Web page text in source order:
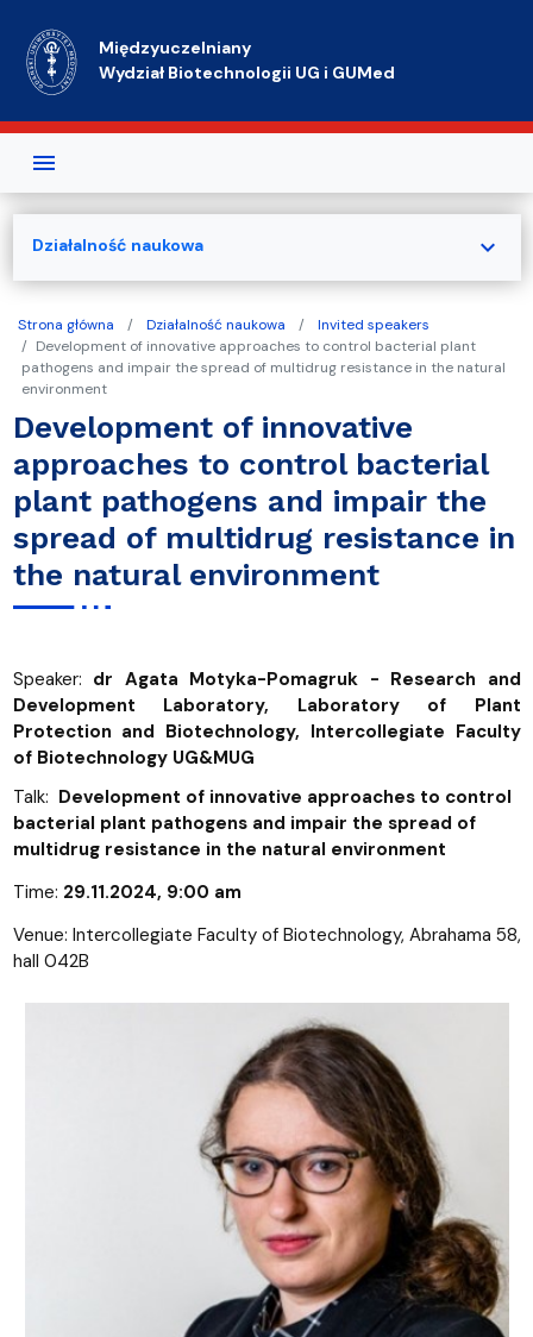
Międzyuczelniany
Wydział Biotechnologii UG i GUMed
Strona główna Działalność naukowa
Invited speakers
Development of innovative approaches to control bacterial plant
pathogens and impair the spread of multidrug resistance in the natural
environment
Development of innovative
approaches to control bacterial
plant pathogens and impair the
spread of multidrug resistance in
the natural environment
Speaker: dr Agata Motyka-Pomagruk - Research and
Development Laboratory, Laboratory of Plant
Protection and Biotechnology, Intercollegiate Faculty
of Biotechnology UG&MUG
Talk: Development of innovative approaches to control
bacterial plant pathogens and impair the spread of
multidrug resistance in the natural environment
Time: 29.11.2024, 9:00 am
Venue: Intercollegiate Faculty of Biotechnology, Abrahama 58,
hall 042B
Działalność naukowa expand_more